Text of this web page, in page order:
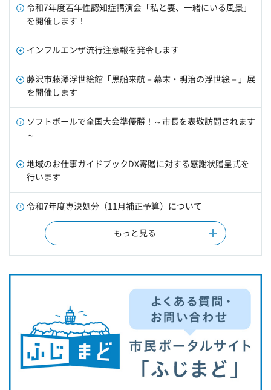
令和7年度若年性認知症講演会「私と妻、一緒にいる風景」
を開催します！
インフルエンザ流行注意報を発令します
藤沢市藤澤浮世絵館「黒船来航－幕末・明治の浮世絵－」展
を開催します
ソフトボールで全国大会準優勝！～市長を表敬訪問されます
～
地域のお仕事ガイドブックDX寄贈に対する感謝状贈呈式を
行います
令和7年度専決処分（11月補正予算）について
もっと見る